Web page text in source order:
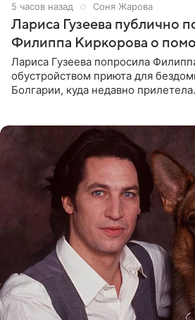
5 часов назад Соня Жарова
Лариса Гузеева публично
Филиппа Киркорова о
Лариса Гузеева попросила
обустройством приюта для
Болгарии, куда недавно прилетела.